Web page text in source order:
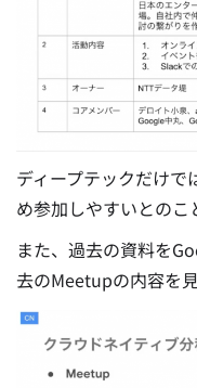
ディープテックだけで
め参加しやすいとのこ
また、過去の資料を
去のMeetupの内容を